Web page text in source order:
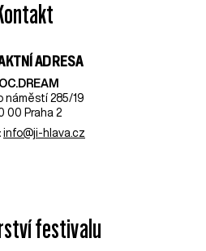
ADRESA
náměstí 285/19
00 Praha 2
info@ji-hlava.cz
festivalu